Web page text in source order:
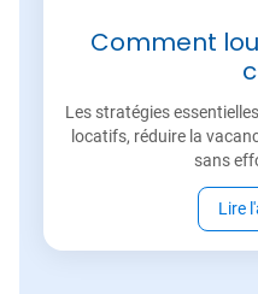
Comment
Les stratégies
locatifs, réduire la
sans
Lire